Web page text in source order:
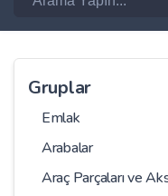
Gruplar
Emlak
Arabalar
Araç Parçaları ve